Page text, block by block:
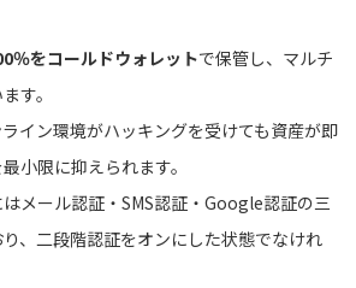
％をコールドウォレットで保管し、マルチ
す。
イン環境がハッキングを受けても資産が即
小限に抑えられます。
メール認証・SMS認証・Google認証の三
、二段階認証をオンにした状態でなけれ